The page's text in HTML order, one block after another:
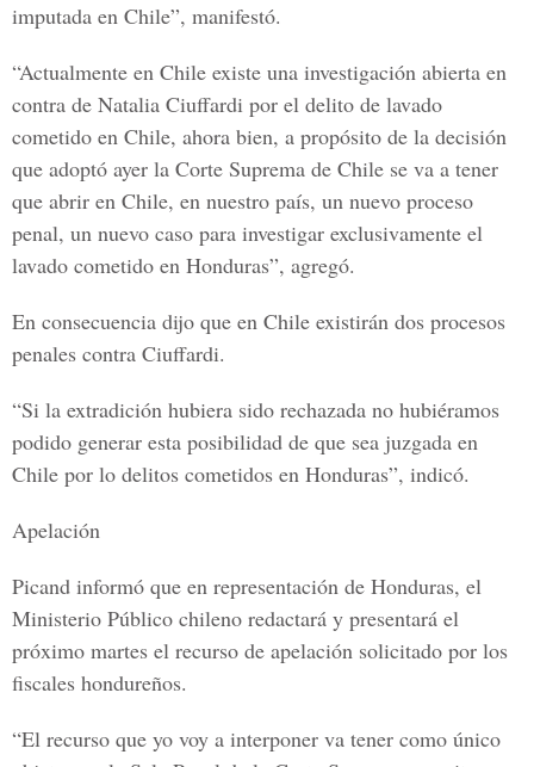
imputada en Chile”, manifestó.
“Actualmente en Chile existe una investigación abierta en
contra de Natalia Ciuffardi por el delito de lavado
cometido en Chile, ahora bien, a propósito de la decisión
que adoptó ayer la Corte Suprema de Chile se va a tener
que abrir en Chile, en nuestro país, un nuevo proceso
penal, un nuevo caso para investigar exclusivamente el
lavado cometido en Honduras”, agregó.
En consecuencia dijo que en Chile existirán dos procesos
penales contra Ciuffardi.
“Si la extradición hubiera sido rechazada no hubiéramos
podido generar esta posibilidad de que sea juzgada en
Chile por lo delitos cometidos en Honduras”, indicó.
Apelación
Picand informó que en representación de Honduras, el
Ministerio Público chileno redactará y presentará el
próximo martes el recurso de apelación solicitado por los
fiscales hondureños.
“El recurso que yo voy a interponer va tener como único